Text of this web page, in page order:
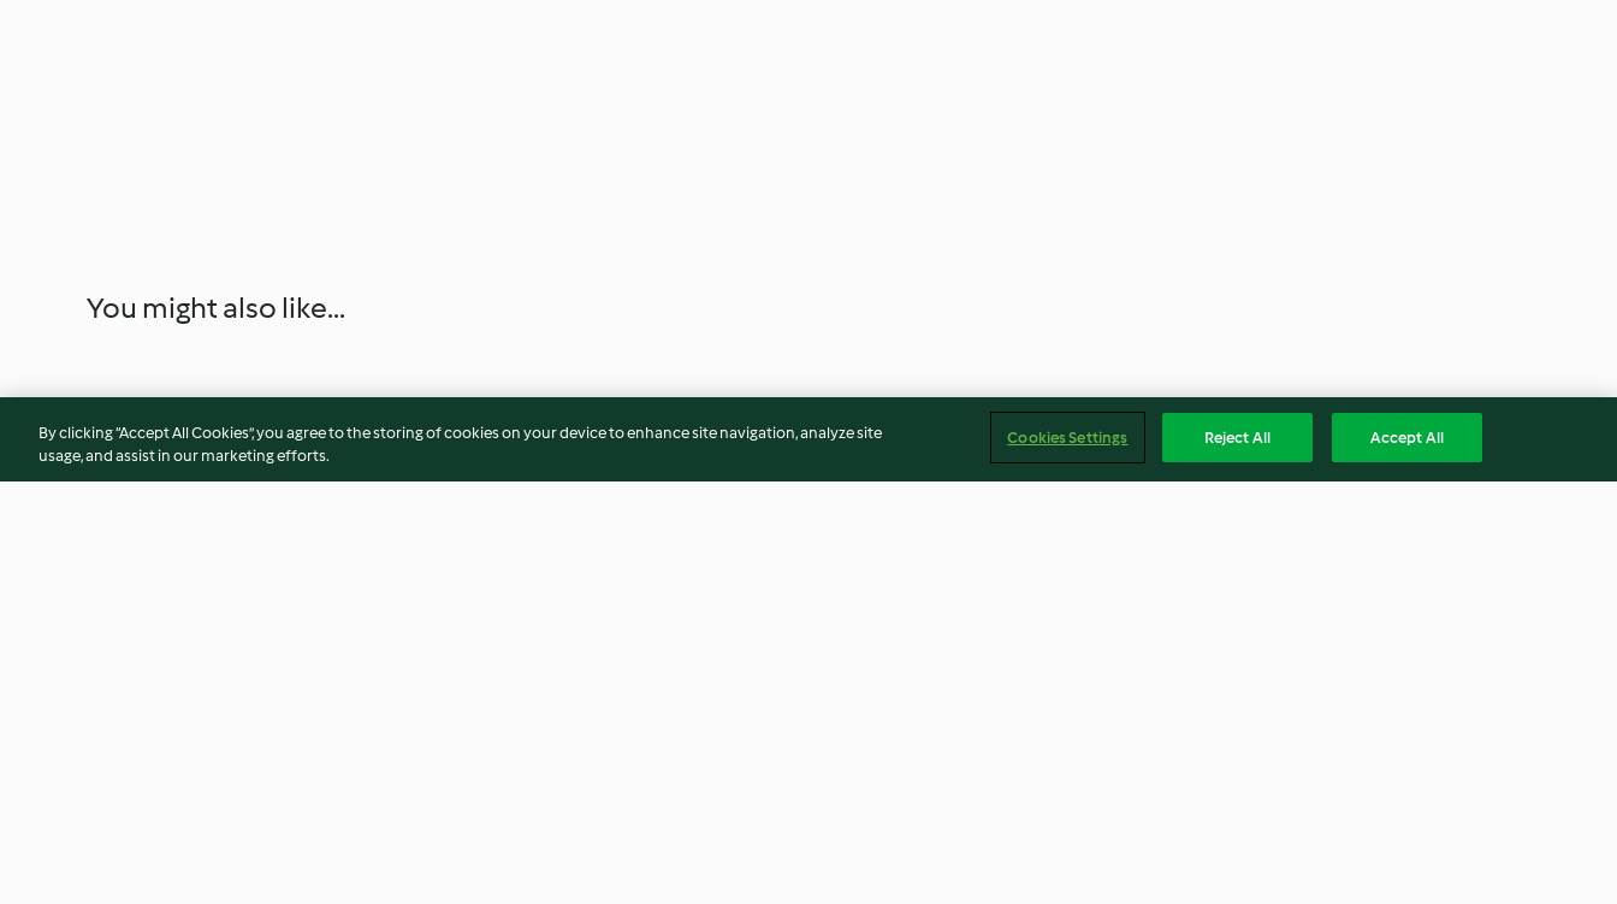
You might also like...
By clicking “Accept All Cookies”, you agree to the storing of cookies on your device to enhance site navigation, analyze site
usage, and assist in our marketing efforts.
Cookies Settings Reject All Accept All